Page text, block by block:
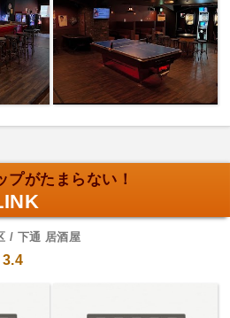
プがたまらない！
/ 下通 居酒屋
3.4